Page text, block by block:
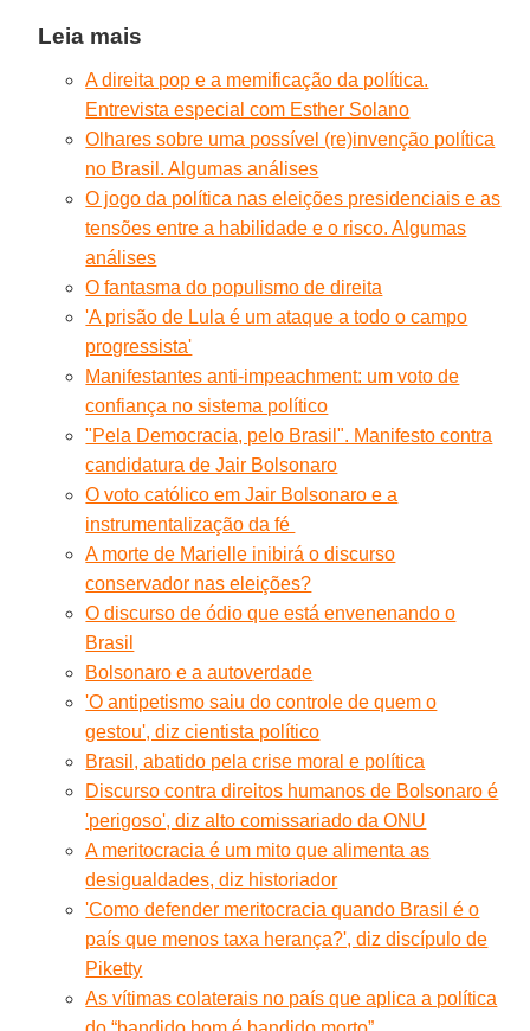
Leia mais
A direita pop e a memificação da política.
Entrevista especial com Esther Solano
Olhares sobre uma possível (re)invenção política
no Brasil. Algumas análises
O jogo da política nas eleições presidenciais e as
tensões entre a habilidade e o risco. Algumas
análises
O fantasma do populismo de direita
'A prisão de Lula é um ataque a todo o campo
progressista'
Manifestantes anti-impeachment: um voto de
confiança no sistema político
"Pela Democracia, pelo Brasil". Manifesto contra
candidatura de Jair Bolsonaro
O voto católico em Jair Bolsonaro e a
instrumentalização da fé
A morte de Marielle inibirá o discurso
conservador nas eleições?
O discurso de ódio que está envenenando o
Brasil
Bolsonaro e a autoverdade
'O antipetismo saiu do controle de quem o
gestou', diz cientista político
Brasil, abatido pela crise moral e política
Discurso contra direitos humanos de Bolsonaro é
'perigoso', diz alto comissariado da ONU
A meritocracia é um mito que alimenta as
desigualdades, diz historiador
'Como defender meritocracia quando Brasil é o
país que menos taxa herança?', diz discípulo de
Piketty
As vítimas colaterais no país que aplica a política